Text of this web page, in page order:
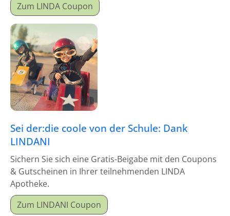
Zum LINDA Coupon
Sei der:die coole von der Schule: Dank
LINDANI
Sichern Sie sich eine Gratis-Beigabe mit den Coupons
& Gutscheinen in Ihrer teilnehmenden LINDA
Apotheke.
Zum LINDANI Coupon